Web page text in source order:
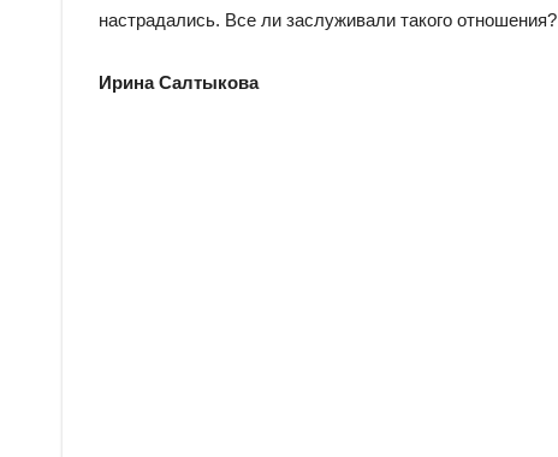
настрадались. Все ли заслуживали такого отношения?
Ирина Салтыкова